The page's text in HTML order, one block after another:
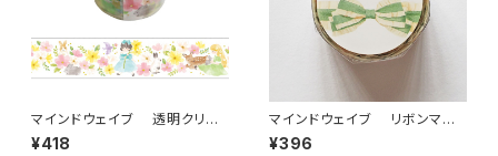
マインドウェイブ 透明クリア
テープ95689 リル ストーリー
stroll 30mm
¥418
マインドウェイブ リボンマス
キングテープ ダイカット95588
フリル グリーン
¥396